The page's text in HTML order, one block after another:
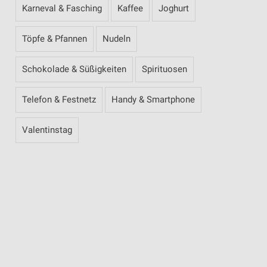
Karneval & Fasching Kaffee Joghurt
Töpfe & Pfannen Nudeln
Schokolade & Süßigkeiten Spirituosen
Telefon & Festnetz Handy & Smartphone
Valentinstag